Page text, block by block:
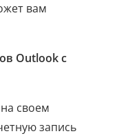
вам
Outlook с
своем
запись